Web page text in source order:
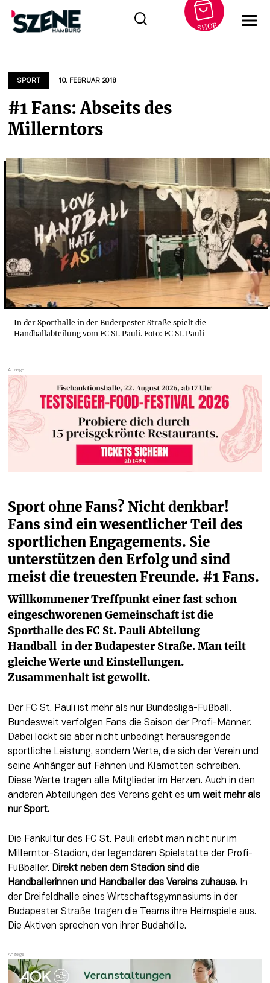
springen
SHOP
SPORT 10. FEBRUAR 2018
#1 Fans: Abseits des
Millerntors
In der Sporthalle in der Buderpester Straße spielt die
Handballabteilung vom FC St. Pauli. Foto: FC St. Pauli
Sport ohne Fans? Nicht denkbar!
Fans sind ein wesentlicher Teil des
sportlichen Engagements. Sie
unterstützen den Erfolg und sind
meist die treuesten Freunde. #1 Fans.
Willkommener Treffpunkt einer fast schon
eingeschworenen Gemeinschaft ist die
Sporthalle des FC St. Pauli Abteilung
Handball in der Budapester Straße. Man teilt
gleiche Werte und Einstellungen.
Zusammenhalt ist gewollt.
Der FC St. Pauli ist mehr als nur Bundesliga-Fußball.
Bundesweit verfolgen Fans die Saison der Profi-Männer.
Dabei lockt sie aber nicht unbedingt herausragende
sportliche Leistung, sondern Werte, die sich der Verein und
seine Anhänger auf Fahnen und Klamotten schreiben.
Diese Werte tragen alle Mitglieder im Herzen. Auch in den
anderen Abteilungen des Vereins geht es um weit mehr als
nur Sport.
Die Fankultur des FC St. Pauli erlebt man nicht nur im
Millerntor-Stadion, der legendären Spielstätte der Profi-
Fußballer. Direkt neben dem Stadion sind die
Handballerinnen und Handballer des Vereins zuhause. In
der Dreifeldhalle eines Wirtschaftsgymnasiums in der
Budapester Straße tragen die Teams ihre Heimspiele aus.
Die Aktiven sprechen von ihrer Budahölle.